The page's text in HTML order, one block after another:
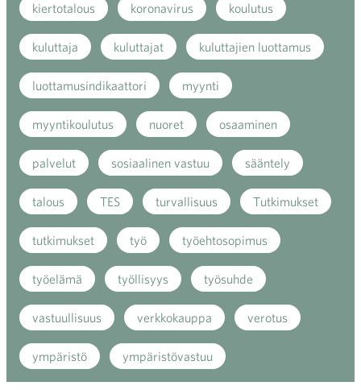
kiertotalous koronavirus koulutus
kuluttaja kuluttajat kuluttajien luottamus
luottamusindikaattori myynti
myyntikoulutus nuoret osaaminen
palvelut sosiaalinen vastuu sääntely
talous TES turvallisuus Tutkimukset
tutkimukset työ työehtosopimus
työelämä työllisyys työsuhde
vastuullisuus verkkokauppa verotus
ympäristö ympäristövastuu